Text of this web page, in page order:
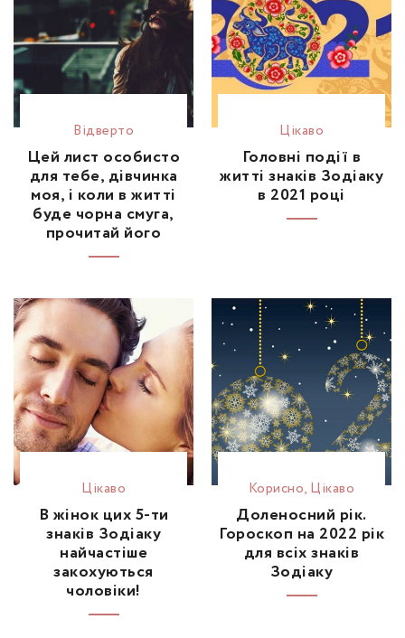
Відвертo
Цей лист особисто
для тебе, дівчинка
моя, і коли в житті
буде чорна смуга,
прочитай його
Цікаво
Головні події в
житті знаків Зодіаку
в 2021 році
Цікаво
В жінок цих 5-ти
знаків Зодіаку
найчастіше
закохуються
чоловіки!
Корисно, Цікаво
Доленосний рік.
Гороскоп на 2022 рік
для всіх знаків
Зодіаку